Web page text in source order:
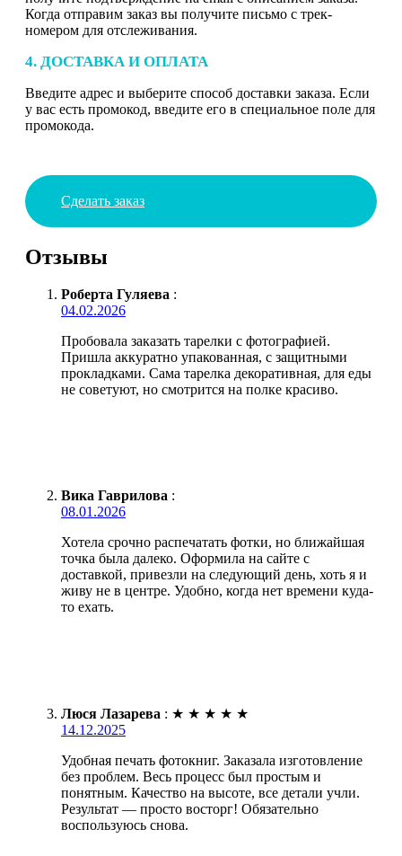
Когда отправим заказ вы получите письмо с трек-
номером для отслеживания.
4. ДОСТАВКА И ОПЛАТА
Введите адрес и выберите способ доставки заказа. Если
у вас есть промокод, введите его в специальное поле для
промокода.
Сделать заказ
Отзывы
Роберта Гуляева :
04.02.2026
Пробовала заказать тарелки с фотографией.
Пришла аккуратно упакованная, с защитными
прокладками. Сама тарелка декоративная, для еды
не советуют, но смотрится на полке красиво.
Вика Гаврилова :
08.01.2026
Хотела срочно распечатать фотки, но ближайшая
точка была далеко. Оформила на сайте с
доставкой, привезли на следующий день, хоть я и
живу не в центре. Удобно, когда нет времени куда-
то ехать.
Люся Лазарева : ★ ★ ★ ★ ★
14.12.2025
Удобная печать фотокниг. Заказала изготовление
без проблем. Весь процесс был простым и
понятным. Качество на высоте, все детали учли.
Результат — просто восторг! Обязательно
воспользуюсь снова.